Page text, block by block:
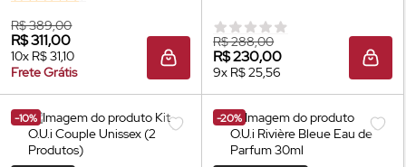
R$ 389,00
R$ 311,00
10x R$ 31,10
Frete Grátis
ADICIONAR À SACOLA
R$ 288,00
R$ 230,00
9x R$ 25,56
-10% -20%